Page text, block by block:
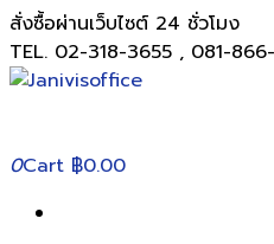
สั่งซื้อผ่านเว็บไซต์ 24 ชั่วโมง
TEL. 02-318-3655 , 081-
0Cart ฿0.00